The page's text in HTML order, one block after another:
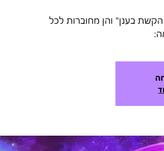
בענן" והן מחוברות לכל